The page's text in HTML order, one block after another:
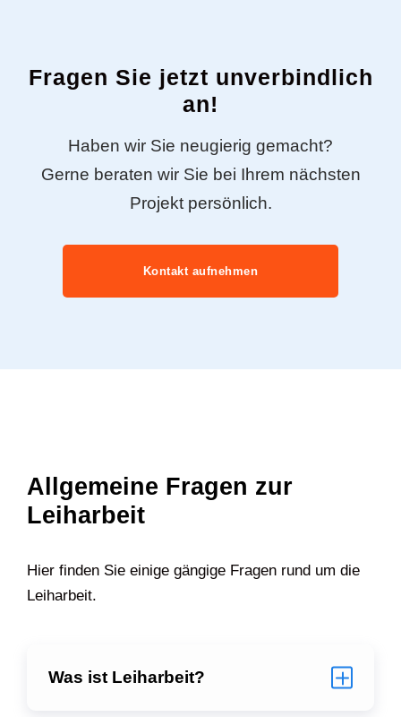
Fragen Sie jetzt unverbindlich
an!
Haben wir Sie neugierig gemacht?
Gerne beraten wir Sie bei Ihrem nächsten
Projekt persönlich.
Kontakt aufnehmen
Allgemeine Fragen zur
Leiharbeit
Hier finden Sie einige gängige Fragen rund um die
Leiharbeit.
Was ist Leiharbeit?